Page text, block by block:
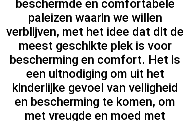
beschermde en comfortabele
paleizen waarin we willen
verblijven, met het idee dat dit de
meest geschikte plek is voor
bescherming en comfort. Het is
een uitnodiging om uit het
kinderlijke gevoel van veiligheid
en bescherming te komen, om
met vreugde en moed met